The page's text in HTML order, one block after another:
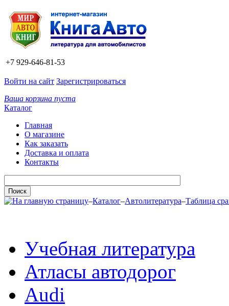
+7 929-646-81-53
Войти на сайт Зарегистрироваться
Ваша корзина пуста
Каталог
Главная
О магазине
Как заказать
Доставка и оплата
Контакты
–Каталог–Автолитература–Таблица
Учебная литература
Атласы автодорог
Audi